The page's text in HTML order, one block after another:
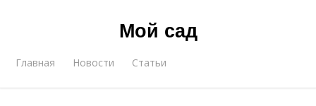
Мой сад
Главная Новости Статьи